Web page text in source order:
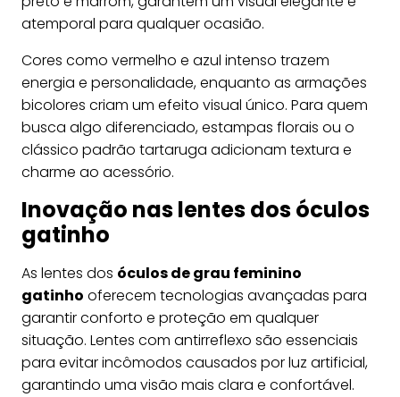
atemporal para qualquer ocasião.
Cores como vermelho e azul intenso trazem
energia e personalidade, enquanto as armações
bicolores criam um efeito visual único. Para quem
busca algo diferenciado, estampas florais ou o
clássico padrão tartaruga adicionam textura e
charme ao acessório.
Inovação nas lentes dos óculos
gatinho
As lentes dos óculos de grau feminino
gatinho oferecem tecnologias avançadas para
garantir conforto e proteção em qualquer
situação. Lentes com antirreflexo são essenciais
para evitar incômodos causados por luz artificial,
garantindo uma visão mais clara e confortável.